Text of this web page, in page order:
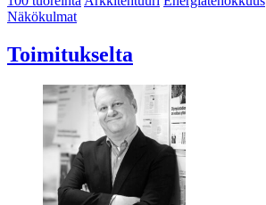
Näkökulmat
Toimitukselta